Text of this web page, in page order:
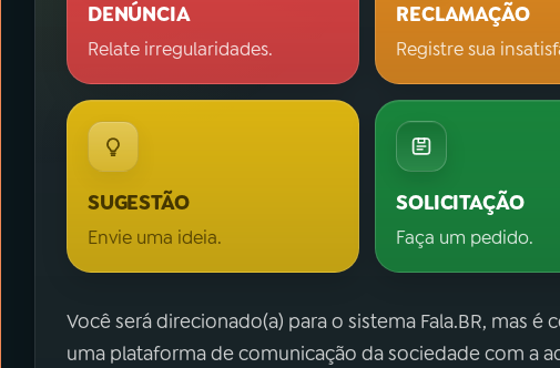
DENÚNCIA
Relate irregularidades.
RECLAMAÇÃO
Registre sua
SUGESTÃO
Envie uma ideia.
SOLICITAÇÃO
Faça um pedido.
Você será direcionado(a) para o sistema Fala.BR, mas é
uma plataforma de comunicação da sociedade com a